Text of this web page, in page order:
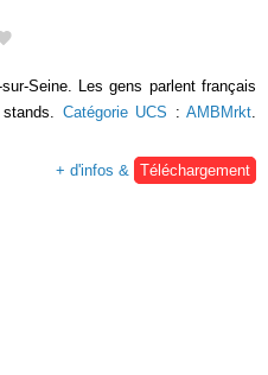
Seine. Les gens parlent français
Catégorie UCS :AMBMrkt
+ d'infos &
Téléchargement